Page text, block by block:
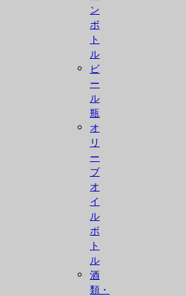
ン
ボ
ト
ル
ビ
ー
ル
瓶
オ
リ
ー
ブ
オ
イ
ル
ボ
ト
ル
酒
類・